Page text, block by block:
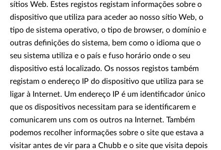
sítios Web. Estes registos registam informações sobre o
dispositivo que utiliza para aceder ao nosso sítio Web, o
tipo de sistema operativo, o tipo de browser, o domínio e
outras definições do sistema, bem como o idioma que o
seu sistema utiliza e o país e fuso horário onde o seu
dispositivo está localizado. Os nossos registos também
registam o endereço IP do dispositivo que utiliza para se
ligar à Internet. Um endereço IP é um identificador único
que os dispositivos necessitam para se identificarem e
comunicarem uns com os outros na Internet. Também
podemos recolher informações sobre o site que estava a
visitar antes de vir para a Chubb e o site que visita depois